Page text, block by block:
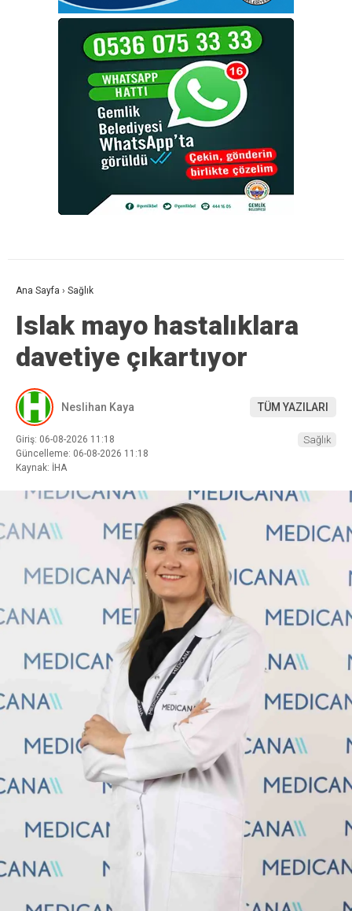
Ana Sayfa › Sağlık
Islak mayo hastalıklara
davetiye çıkartıyor
Neslihan Kaya TÜM YAZILARI
Giriş: 06-08-2026 11:18
Güncelleme: 06-08-2026 11:18
Kaynak: İHA
Sağlık